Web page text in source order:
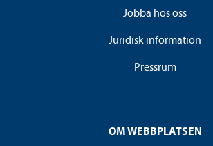
Jobba hos oss
Juridisk information
Pressrum
OM WEBBPLATSEN